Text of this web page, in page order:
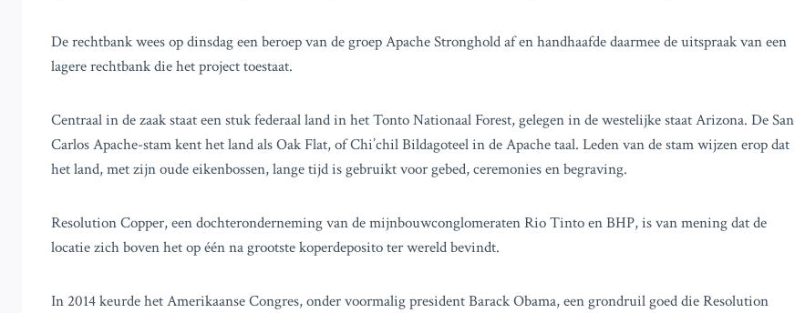
De rechtbank wees op dinsdag een beroep van de groep Apache Stronghold af en handhaafde daarmee de uitspraak van een
lagere rechtbank die het project toestaat.
Centraal in de zaak staat een stuk federaal land in het Tonto Nationaal Forest, gelegen in de westelijke staat Arizona. De San
Carlos Apache-stam kent het land als Oak Flat, of Chi’chil Bildagoteel in de Apache taal. Leden van de stam wijzen erop dat
het land, met zijn oude eikenbossen, lange tijd is gebruikt voor gebed, ceremonies en begraving.
Resolution Copper, een dochteronderneming van de mijnbouwconglomeraten Rio Tinto en BHP, is van mening dat de
locatie zich boven het op één na grootste koperdeposito ter wereld bevindt.
In 2014 keurde het Amerikaanse Congres, onder voormalig president Barack Obama, een grondruil goed die Resolution